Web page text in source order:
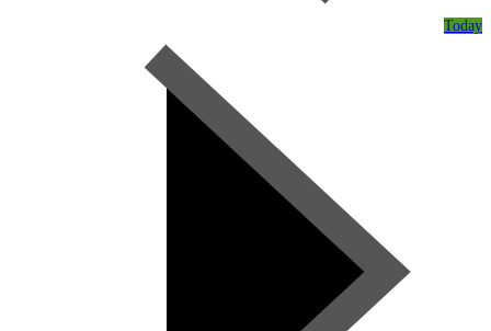
Today